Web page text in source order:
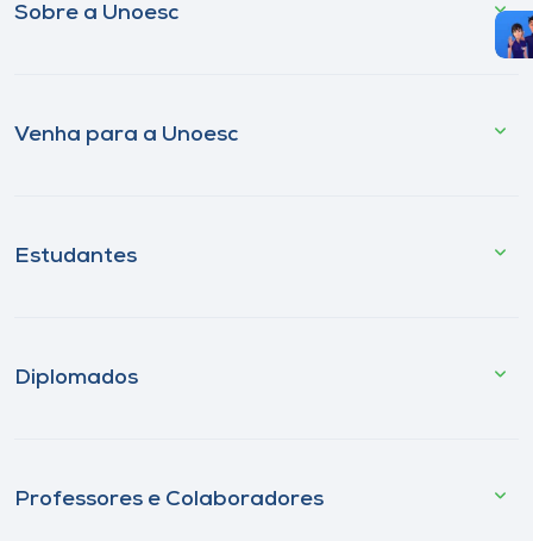
Sobre a Unoesc
Venha para a Unoesc
Estudantes
Diplomados
Professores e Colaboradores